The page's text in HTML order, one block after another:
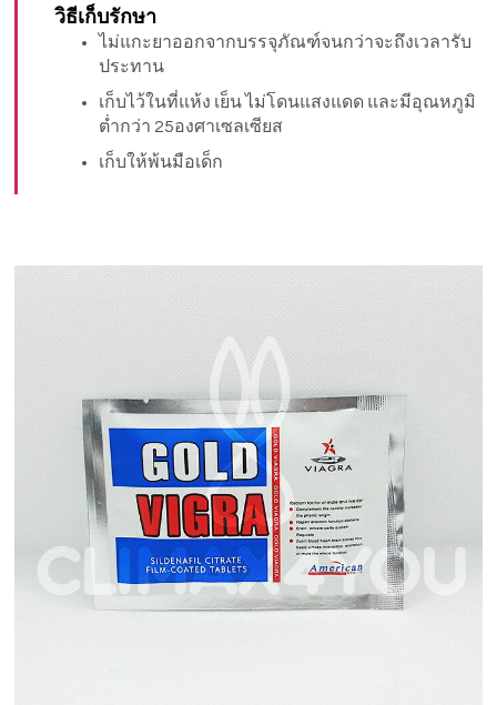
วิธีเก็บรักษา
ไม่แกะยาออกจากบรรจุภัณฑ์จนกว่าจะถึงเวลารับ
ประทาน
เก็บไว้ในที่แห้ง เย็น ไม่โดนแสงแดด และมีอุณหภูมิ
ต่ำกว่า 25องศาเซลเซียส
เก็บให้พ้นมือเด็ก